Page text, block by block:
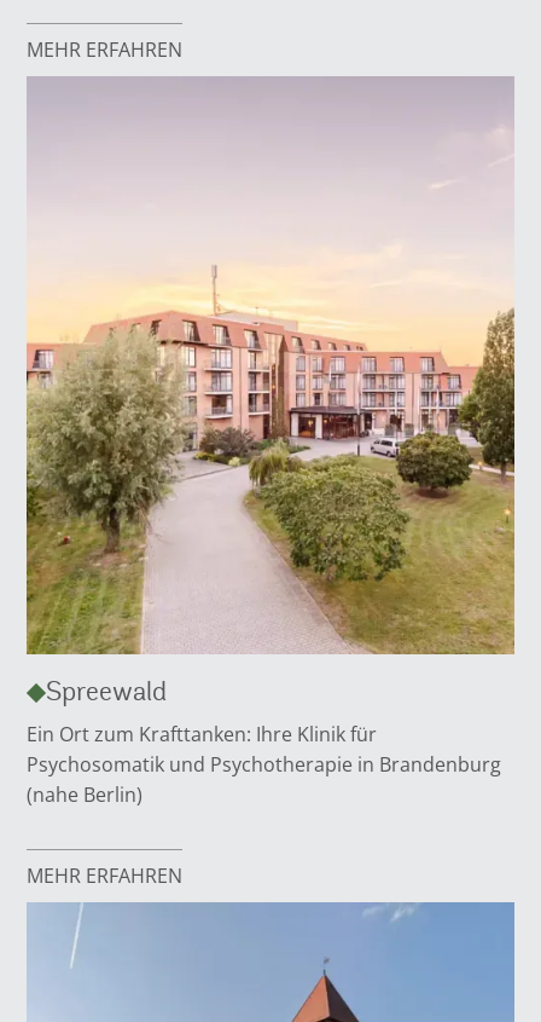
MEHR ERFAHREN
Spreewald
Ein Ort zum Krafttanken: Ihre Klinik für
Psychosomatik und Psychotherapie in Brandenburg
(nahe Berlin)
MEHR ERFAHREN